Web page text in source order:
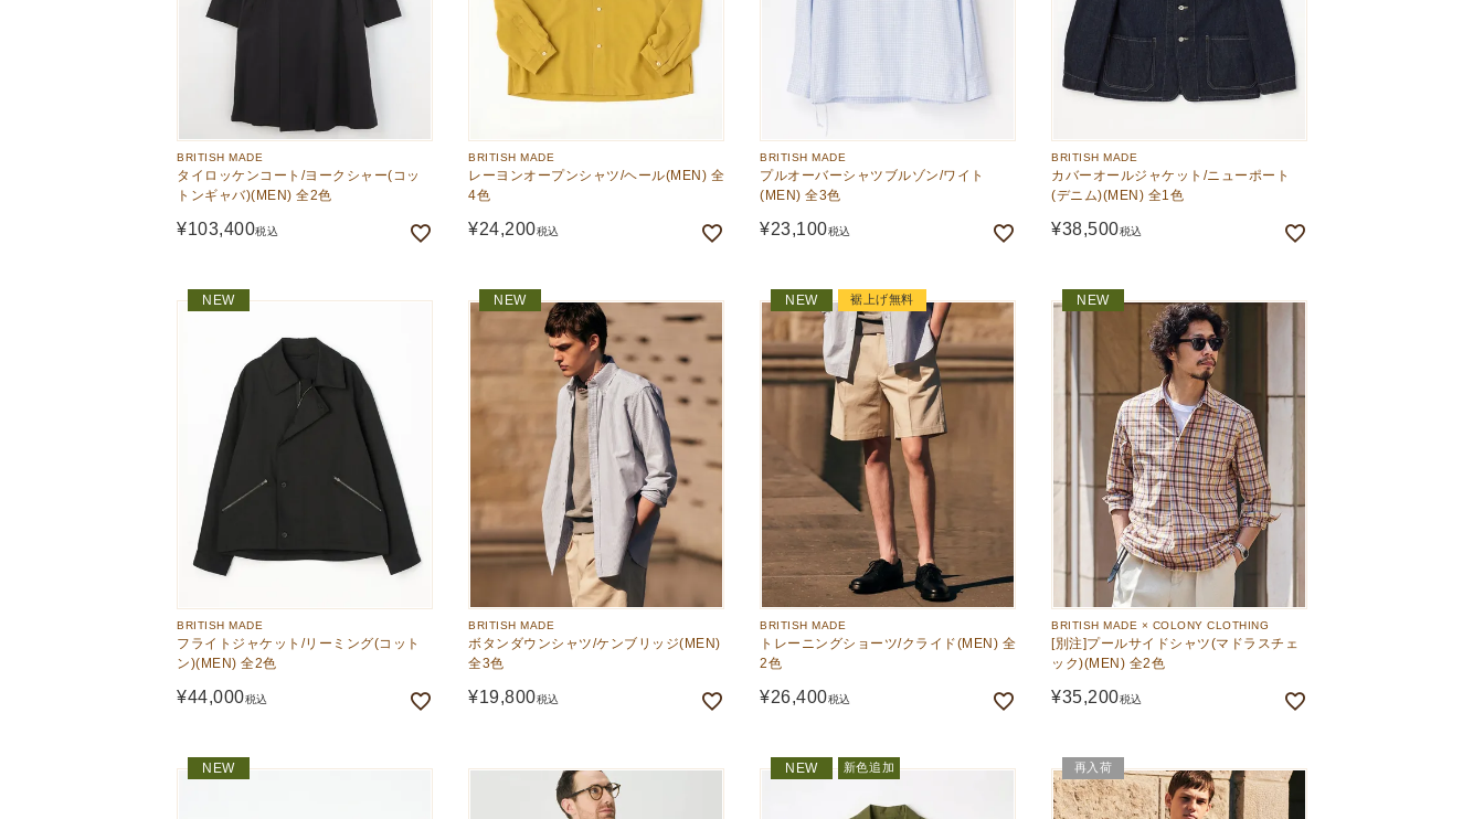
BRITISH MADE
タイロッケンコート/ヨークシャー(コッ
トンギャバ)(MEN) 全2色
¥103,400税込
BRITISH MADE
レーヨンオープンシャツ/ヘール(MEN) 全
4色
¥24,200税込
BRITISH MADE
プルオーバーシャツブルゾン/ワイト
(MEN) 全3色
¥23,100税込
BRITISH MADE
カバーオールジャケット/ニューポート
(デニム)(MEN) 全1色
¥38,500税込
NEW
BRITISH MADE
フライトジャケット/リーミング(コット
ン)(MEN) 全2色
¥44,000税込
NEW
BRITISH MADE
ボタンダウンシャツ/ケンブリッジ(MEN)
全3色
¥19,800税込
NEW 裾上げ無料
BRITISH MADE
トレーニングショーツ/クライド(MEN) 全
2色
¥26,400税込
NEW
BRITISH MADE × COLONY CLOTHING
[別注]プールサイドシャツ(マドラスチェ
ック)(MEN) 全2色
¥35,200税込
NEW NEW 新色追加 再入荷